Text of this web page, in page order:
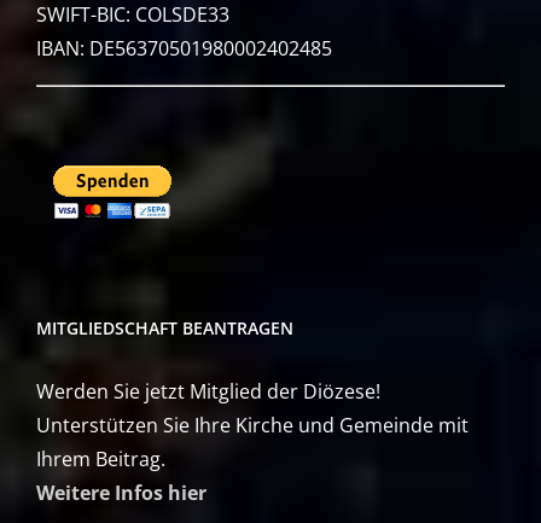
SWIFT-BIC: COLSDE33
IBAN: DE56370501980002402485
MITGLIEDSCHAFT BEANTRAGEN
Werden Sie jetzt Mitglied der Diözese!
Unterstützen Sie Ihre Kirche und Gemeinde mit
Ihrem Beitrag.
Weitere Infos hier